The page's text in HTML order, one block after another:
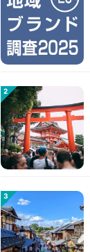
2
3